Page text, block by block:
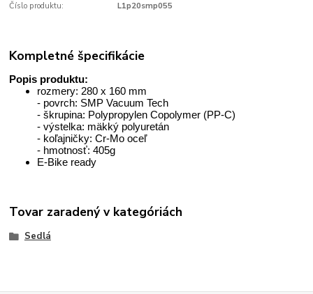
Číslo produktu: L1p20smp055
Kompletné špecifikácie
Popis produktu:
rozmery: 280 x 160 mm
- povrch: SMP Vacuum Tech
- škrupina: Polypropylen Copolymer (PP-C)
- výstelka: mäkký polyuretán
- koľajničky: Cr-Mo oceľ
- hmotnosť: 405g
E-Bike ready
Tovar zaradený v kategóriách
Sedlá